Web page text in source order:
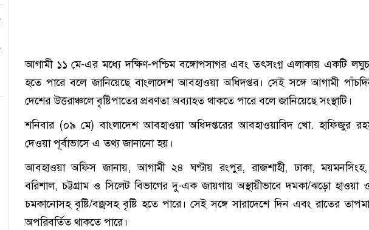
আগামী ১১ মে-এর মধ্যে দক্ষিণ-পশ্চিম বঙ্গোপসাগর এবং তৎসংগ্ন এলাকায় একটি
হতে পারে বলে জানিয়েছে বাংলাদেশ আবহাওয়া অধিদপ্তর। সেই সঙ্গে আগামী
দেশের উত্তরাঞ্চলে বৃষ্টিপাতের প্রবণতা অব্যাহত থাকতে পারে বলে জানিয়েছে সংস্থাটি।
শনিবার (০৯ মে) বাংলাদেশ আবহাওয়া অধিদপ্তরের আবহাওয়াবিদ খো. হাফিজুর
দেওয়া পূর্বাভাসে এ তথ্য জানানো হয়।
আবহাওয়া অফিস জানায়, আগামী ২৪ ঘণ্টায় রংপুর, রাজশাহী, ঢাকা,
বরিশাল, চট্টগ্রাম ও সিলেট বিভাগের দু-এক জায়গায় অস্থায়ীভাবে দমকা/ঝড়ো হাওয়া
চমকানোসহ বৃষ্টি/বজ্রসহ বৃষ্টি হতে পারে। সেই সঙ্গে সারাদেশে দিন এবং রাতের
অপরিবর্তিত থাকতে পারে।